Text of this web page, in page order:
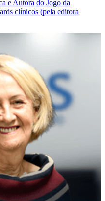
e Autora do Jogo da
clínicos (pela editora